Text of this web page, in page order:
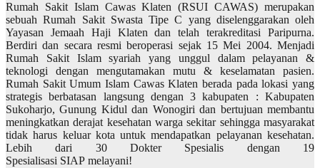
Rumah Sakit Islam Cawas Klaten (RSUI CAWAS) merupakan
sebuah Rumah Sakit Swasta Tipe C yang diselenggarakan oleh
Yayasan Jemaah Haji Klaten dan telah terakreditasi Paripurna.
Berdiri dan secara resmi beroperasi sejak 15 Mei 2004. Menjadi
Rumah Sakit Islam syariah yang unggul dalam pelayanan &
teknologi dengan mengutamakan mutu & keselamatan pasien.
Rumah Sakit Umum Islam Cawas Klaten berada pada lokasi yang
strategis berbatasan langsung dengan 3 kabupaten : Kabupaten
Sukoharjo, Gunung Kidul dan Wonogiri dan bertujuan membantu
meningkatkan derajat kesehatan warga sekitar sehingga masyarakat
tidak harus keluar kota untuk mendapatkan pelayanan kesehatan.
Lebih dari 30 Dokter Spesialis dengan 19
Spesialisasi SIAP melayani!